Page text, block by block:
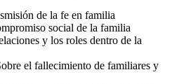
de la fe en familia
social de la familia
y los roles dentro de la
el fallecimiento de familiares y